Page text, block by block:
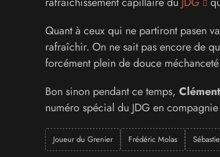
Quant à ceux qui ne partiront pasen
rafraîchir. On ne sait pas encore de
forcément plein de douce
Bon sinon pendant ce temps,
numéro spécial du JDG en
Joueur du Grenier Frédéric Molas